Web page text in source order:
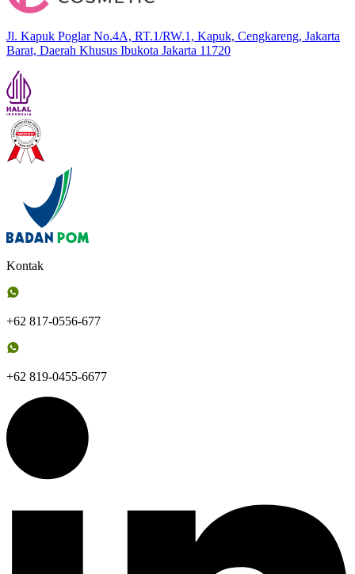
Jl. Kapuk Poglar No.4A, RT.1/RW.1, Kapuk, Cengkareng, Jakarta
Barat, Daerah Khusus Ibukota Jakarta 11720
Kontak
+62 817-0556-677
+62 819-0455-6677